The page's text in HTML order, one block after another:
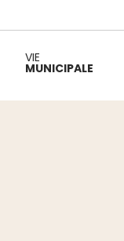
VIE
MUNICIPALE